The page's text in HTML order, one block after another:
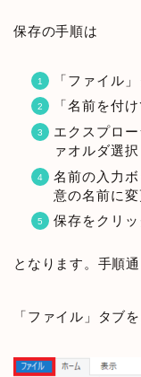
保存の手順は
「ファイル
「名前を付
エクスプロ
ァオルダ選択
名前の入力
意の名前に変
保存をクリッ
となります。手順
「ファイル」タブ